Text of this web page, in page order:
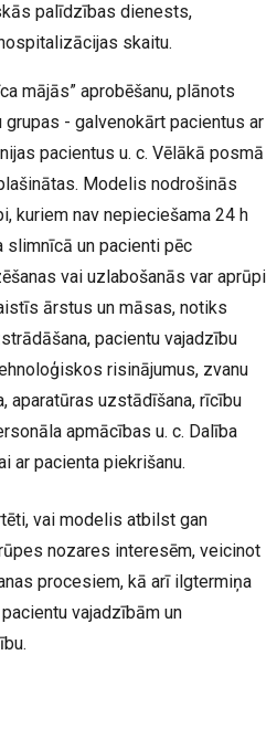
palīdzības dienests,
skaitu.
mājās” aprobēšanu, plānots
grupas - galvenokārt pacientus ar
pacientus u. c. Vēlākā posmā
Modelis nodrošinās
kuriem nav nepieciešama 24 h
un pacienti pēc
vai uzlabošanās var aprūpi
ārstus un māsas, notiks
pacientu vajadzību
risinājumus, zvanu
aparatūras uzstādīšana, rīcību
apmācības u. c. Dalība
ar pacienta piekrišanu.
vai modelis atbilst gan
nozares interesēm, veicinot
procesiem, kā arī ilgtermiņa
vajadzībām un